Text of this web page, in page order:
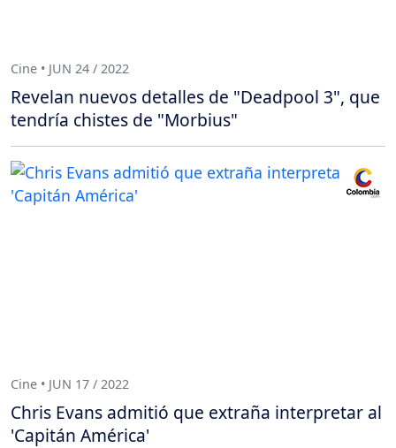
Cine • JUN 24 / 2022
Revelan nuevos detalles de "Deadpool 3", que
tendría chistes de "Morbius"
Cine • JUN 17 / 2022
Chris Evans admitió que extraña interpretar al
'Capitán América'